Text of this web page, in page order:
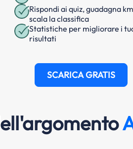
Rispondi ai quiz, guadagna
scala la classifica
Statistiche per migliorare i
risultati
SCARICA GRATIS